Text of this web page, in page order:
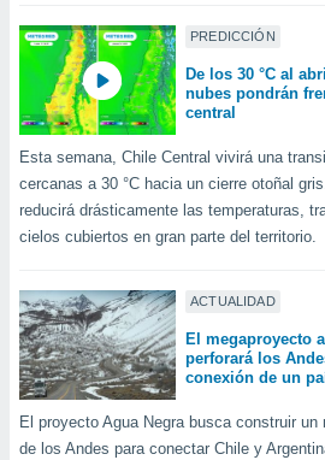
datos
momento
en
en
de
un
o acceder
PREDICCIÓN
De los 30 °C al
nubes pondrán
central
Esta semana, Chile Central vivirá una
cercanas a 30 °C hacia un cierre otoñal
reducirá drásticamente las temperaturas,
cielos cubiertos en gran parte del territorio.
ACTUALIDAD
El megaproyecto
perforará los
conexión de un
El proyecto Agua Negra busca construir un
de los Andes para conectar Chile y